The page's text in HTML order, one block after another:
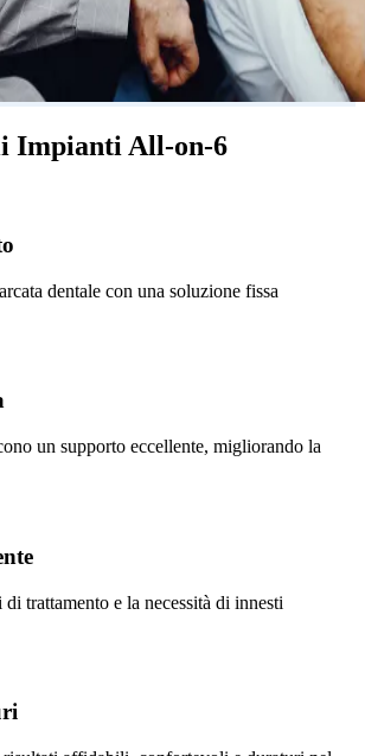
Impianti All-on-6
dentale con una soluzione fissa
un supporto eccellente, migliorando la
trattamento e la necessità di innesti